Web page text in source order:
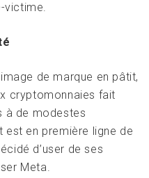
victime.
de marque en pâtit,
cryptomonnaies fait
à de modestes
est en première ligne de
d’user de ses
Meta.